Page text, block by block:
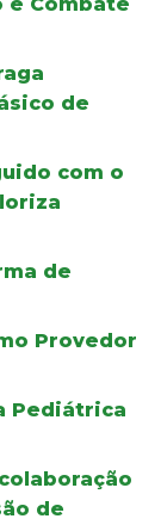
de
com o
de
Provedor
Pediátrica
de